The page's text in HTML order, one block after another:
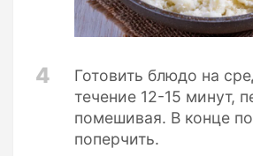
4
Готовить блюдо на
течение 12-15 минут,
помешивая. В конце
поперчить.